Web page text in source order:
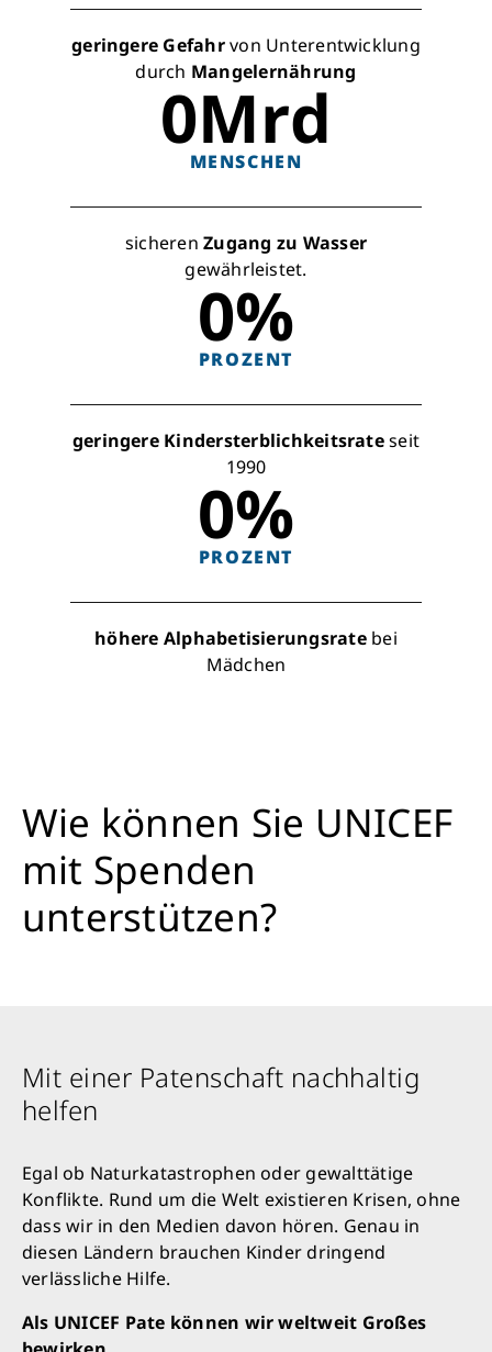
0Mrd
MENSCHEN
sicherenZugang zu Wasser
gewährleistet.
geringere Gefahrvon Unterentwicklung
durch Mangelernährung
0%
PROZENT
geringere Kindersterblichkeitsrateseit
1990
0%
PROZENT
höhere Alphabetisierungsratebei
Mädchen
Wie können Sie UNICEF
mit Spenden
unterstützen?
Mit einer Patenschaft nachhaltig
helfen
Egal ob Naturkatastrophen oder gewalttätige
Konflikte. Rund um die Welt existieren Krisen, ohne
dass wir in den Medien davon hören. Genau in
diesen Ländern brauchen Kinder dringend
verlässliche Hilfe.
Als UNICEF Pate können wir weltweit Großes